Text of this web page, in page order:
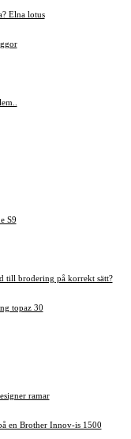
Elna lotus
S9
till brodering på korrekt sätt?
topaz 30
ramar
en Brother Innov-is 1500